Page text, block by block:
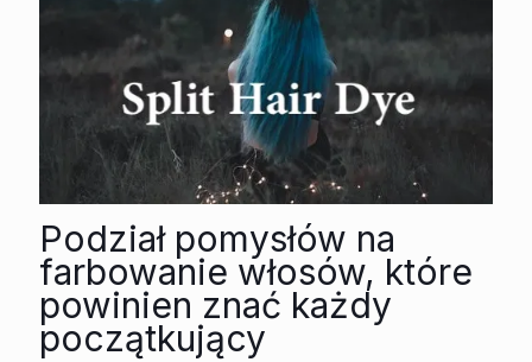
Podział pomysłów na
farbowanie włosów, które
powinien znać każdy
początkujący